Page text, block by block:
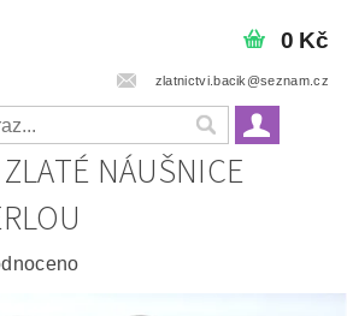
zlatnictvi.bacik@seznam.cz
0 Kč
NÁUŠNICE